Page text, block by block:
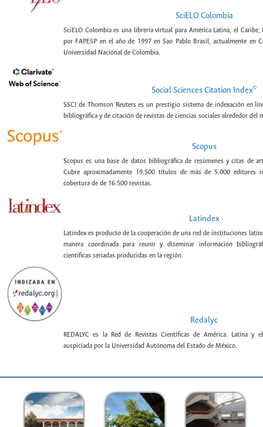
SciELO Colombia
SciELO Colombia es una librería virtual para América Latina, el Caribe,
por FAPESP en el año de 1997 en Sao Pablo Brasil, actualmente en
Universidad Nacional de Colombia.
Social Sciences Citation Index©
SSCI de Thomson Reuters es un prestigio sistema de indexación en
bibliográfica y de citación de revistas de ciencias sociales alrededor del
Scopus
Scopus es una base de datos bibliográfica de resúmenes y citas de
Cubre aproximadamente 19.500 títulos de más de 5.000 editores
cobertura de de 16.500 revistas.
Latindex
Latindex es producto de la cooperación de una red de instituciones
manera coordinada para reunir y diseminar información
científicas seriadas producidas en la región.
Redalyc
REDALYC es la Red de Revistas Científicas de América. Latina y
auspiciada por la Universidad Autónoma del Estado de México.